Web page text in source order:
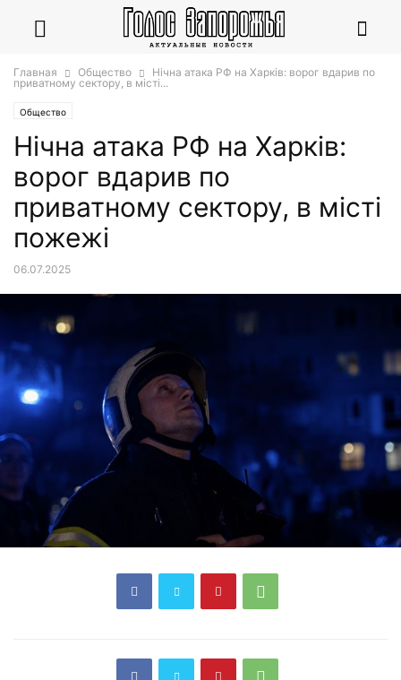
Главная Общество
Нічна атака РФ на Харків: ворог вдарив по
приватному сектору, в місті...
Общество
Нічна атака РФ на Харків:
ворог вдарив по
приватному сектору, в місті
пожежі
06.07.2025